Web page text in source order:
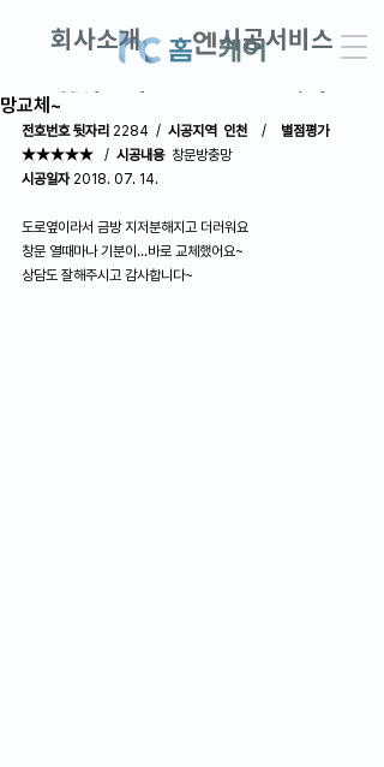
회사소개 시공서비스
창업교실 DIY견적
AS접수 · 견적문의
망교체~
전호번호 뒷자리 2284  / 시공지역  인천 / 별점평가
★★★★★ / 시공내용 창문방충망
시공일자 2018. 07. 14.
도로옆이라서 금방 지저분해지고 더러워요
창문 열때마나 기분이...바로 교체했어요~
상담도 잘해주시고 감사합니다~